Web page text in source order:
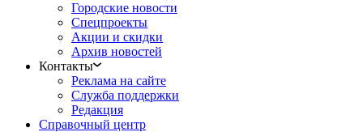
Городские новости
Спецпроекты
Акции и скидки
Архив новостей
Контакты
Реклама на сайте
Служба поддержки
Редакция
Справочный центр